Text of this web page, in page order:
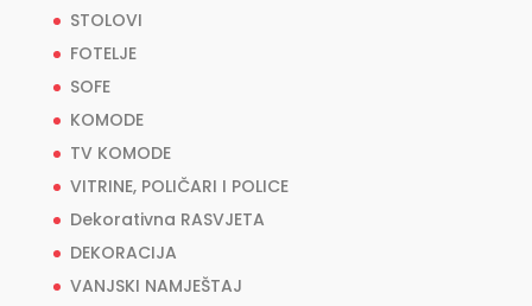
STOLOVI
FOTELJE
SOFE
KOMODE
TV KOMODE
VITRINE, POLIČARI I POLICE
Dekorativna RASVJETA
DEKORACIJA
VANJSKI NAMJEŠTAJ